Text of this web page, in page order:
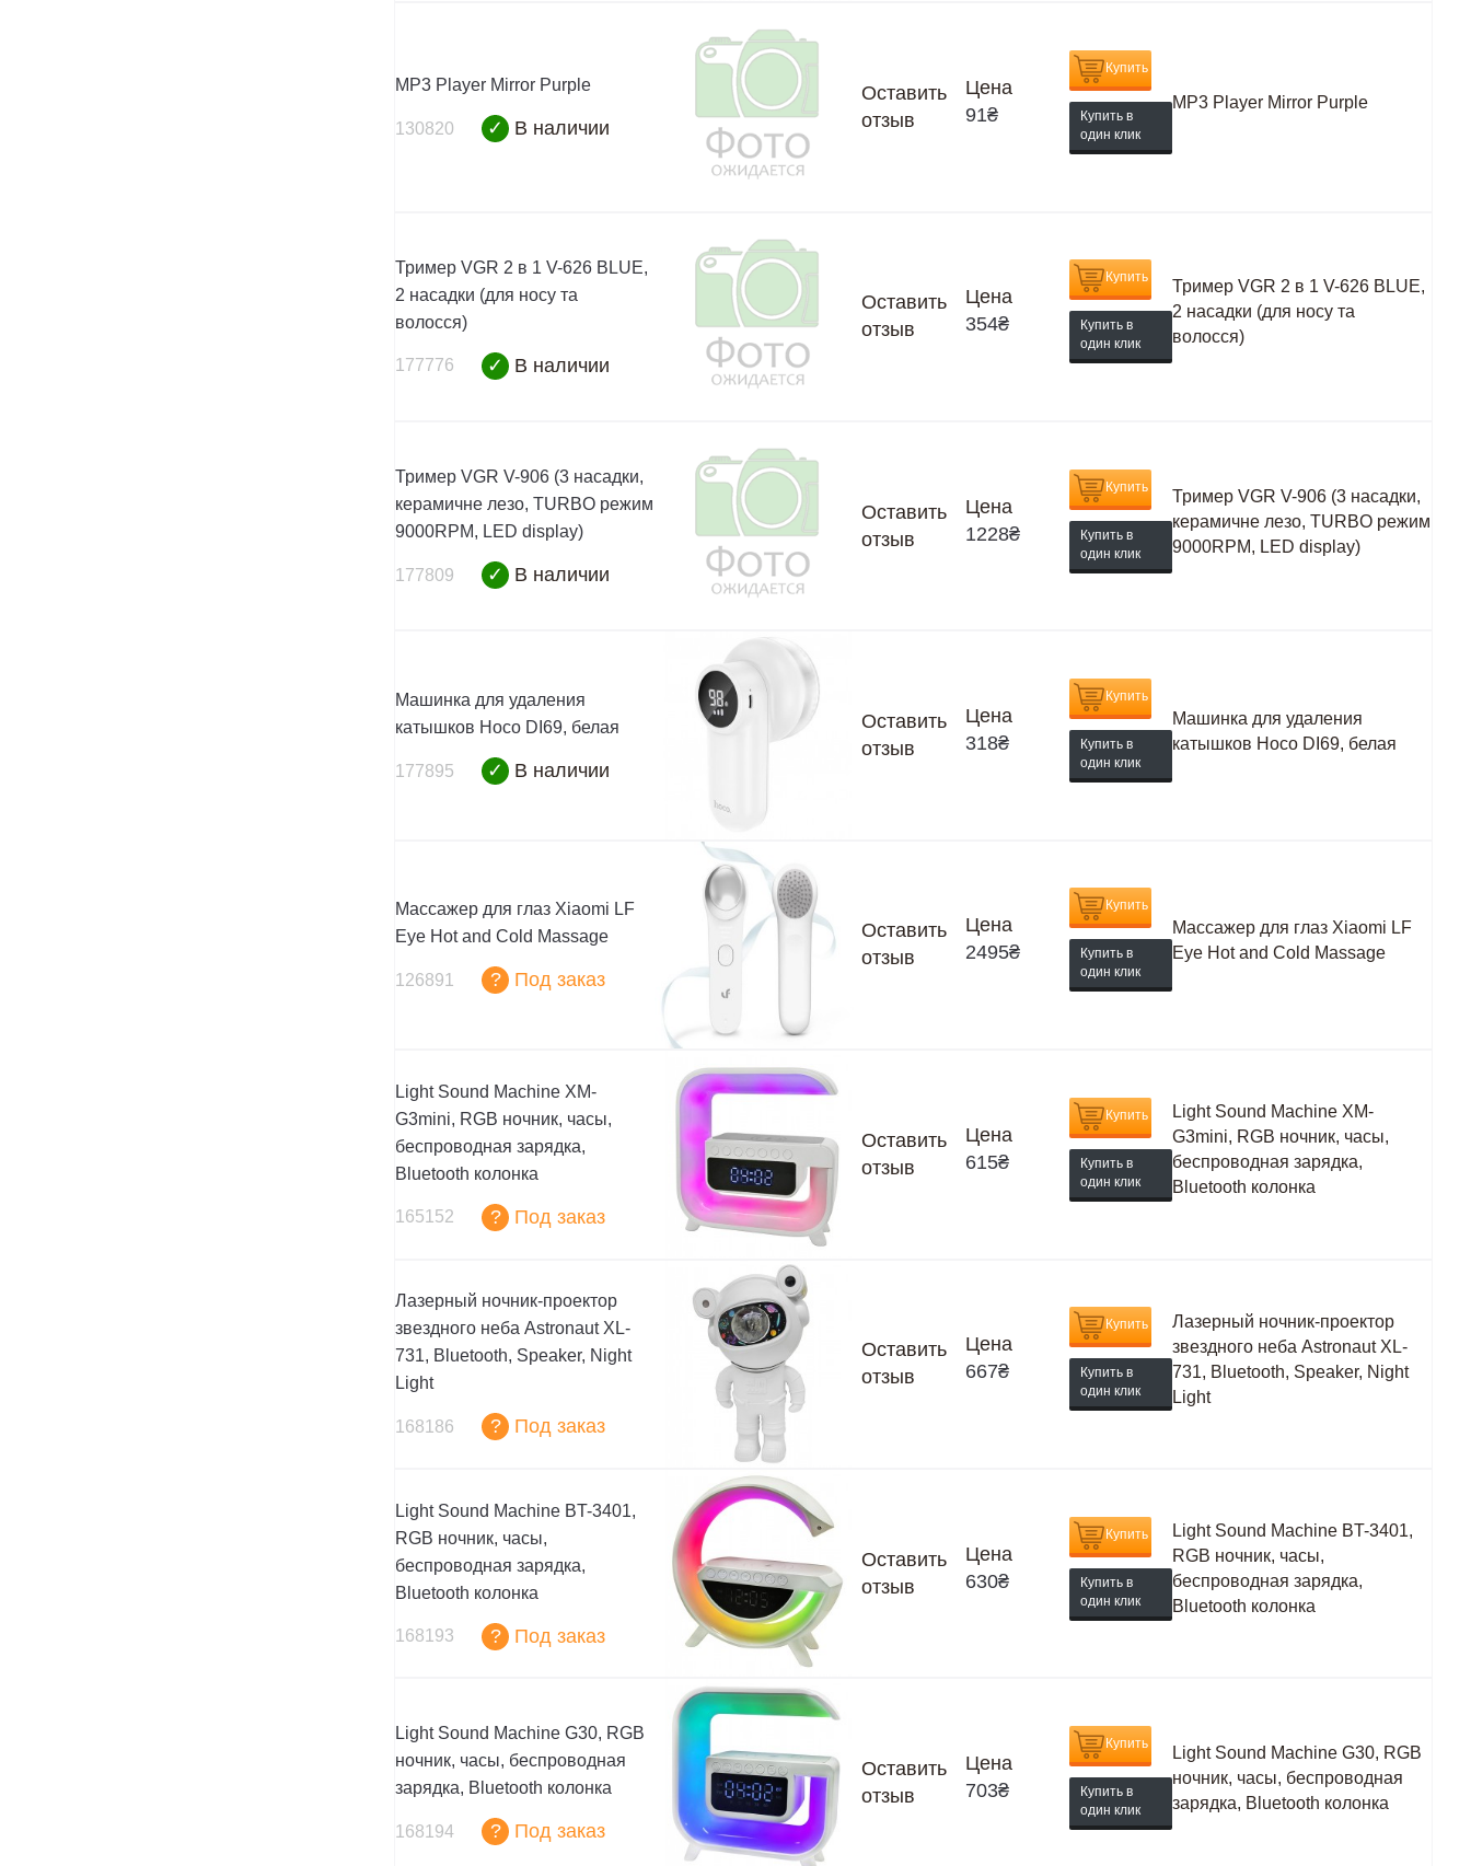
MP3 Player Mirror Purple
130820 ✓ В наличии
Оставить
отзыв
Цена
91₴
Купить
Купить в
один клик
MP3 Player Mirror Purple
Тример VGR 2 в 1 V-626 BLUE,
2 насадки (для носу та
волосся)
177776 ✓ В наличии
Оставить
отзыв
Цена
354₴
Купить
Купить в
один клик
Тример VGR 2 в 1 V-626 BLUE,
2 насадки (для носу та
волосся)
Тример VGR V-906 (3 насадки,
керамичне лезо, TURBO режим
9000RPM, LED display)
177809 ✓ В наличии
Оставить
отзыв
Цена
1228₴
Купить
Купить в
один клик
Тример VGR V-906 (3 насадки,
керамичне лезо, TURBO режим
9000RPM, LED display)
Машинка для удаления
катышков Hoco DI69, белая
177895 ✓ В наличии
Оставить
отзыв
Цена
318₴
Купить
Купить в
один клик
Машинка для удаления
катышков Hoco DI69, белая
Массажер для глаз Xiaomi LF
Eye Hot and Cold Massage
126891 ? Под заказ
Оставить
отзыв
Цена
2495₴
Купить
Купить в
один клик
Массажер для глаз Xiaomi LF
Eye Hot and Cold Massage
Light Sound Machine XM-
G3mini, RGB ночник, часы,
беспроводная зарядка,
Bluetooth колонка
165152 ? Под заказ
Оставить
отзыв
Цена
615₴
Купить
Купить в
один клик
Light Sound Machine XM-
G3mini, RGB ночник, часы,
беспроводная зарядка,
Bluetooth колонка
Лазерный ночник-проектор
звездного неба Astronaut XL-
731, Bluetooth, Speaker, Night
Light
168186 ? Под заказ
Оставить
отзыв
Цена
667₴
Купить
Купить в
один клик
Лазерный ночник-проектор
звездного неба Astronaut XL-
731, Bluetooth, Speaker, Night
Light
Light Sound Machine BT-3401,
RGB ночник, часы,
беспроводная зарядка,
Bluetooth колонка
168193 ? Под заказ
Оставить
отзыв
Цена
630₴
Купить
Купить в
один клик
Light Sound Machine BT-3401,
RGB ночник, часы,
беспроводная зарядка,
Bluetooth колонка
Light Sound Machine G30, RGB
ночник, часы, беспроводная
зарядка, Bluetooth колонка
168194 ? Под заказ
Оставить
отзыв
Цена
703₴
Купить
Купить в
один клик
Light Sound Machine G30, RGB
ночник, часы, беспроводная
зарядка, Bluetooth колонка